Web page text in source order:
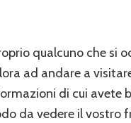
qualcuno che si
ad andare a
di cui avete
da vedere il vostro